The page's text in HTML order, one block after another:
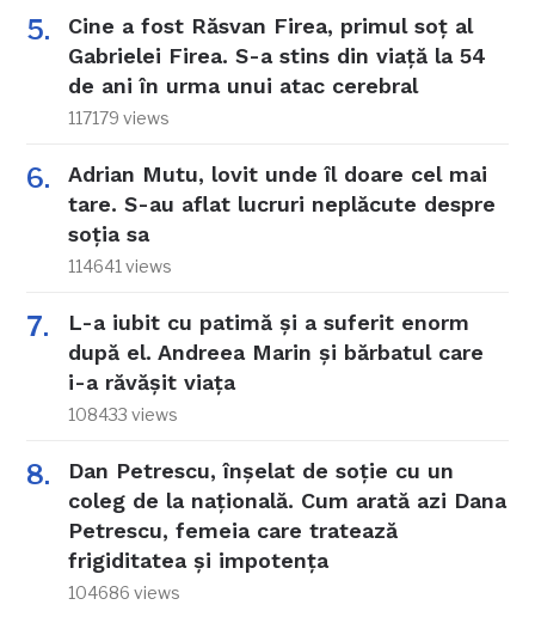
Cine a fost Răsvan Firea, primul soț al
Gabrielei Firea. S-a stins din viață la 54
de ani în urma unui atac cerebral
117179 views
Adrian Mutu, lovit unde îl doare cel mai
tare. S-au aflat lucruri neplăcute despre
soția sa
114641 views
L-a iubit cu patimă și a suferit enorm
după el. Andreea Marin și bărbatul care
i-a răvășit viața
108433 views
Dan Petrescu, înșelat de soție cu un
coleg de la națională. Cum arată azi Dana
Petrescu, femeia care tratează
frigiditatea și impotența
104686 views